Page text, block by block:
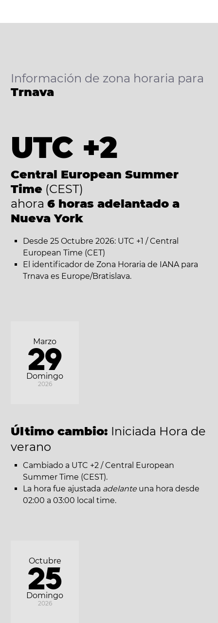
Información de zona horaria para
Trnava
UTC +2
Central European Summer
Time (CEST)
ahora 6 horas adelantado a
Nueva York
Desde 25 Octubre 2026: UTC +1 / Central
European Time (CET)
El identificador de Zona Horaria de IANA para
Trnava es Europe/Bratislava.
Domingo
Marzo
29
2026
Último cambio: Iniciada Hora de
verano
Cambiado a UTC +2 / Central European
Summer Time (CEST).
La hora fue ajustada adelante una hora desde
02:00 a 03:00 local time.
Domingo
Octubre
25
2026